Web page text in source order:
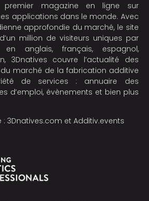
premier magazine en ligne sur
applications dans le monde. Avec
approfondie du marché, le site
million de visiteurs uniques par
en anglais, français, espagnol,
3Dnatives couvre l’actualité des
marché de la fabrication additive
de services : annuaire des
d’emploi, évènements et bien plus
: 3Dnatives.com et Additiv.events